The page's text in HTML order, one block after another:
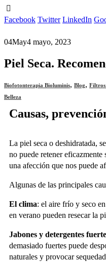
Facebook Twitter LinkedIn
04May4 mayo, 2023
Piel Seca.
Biofotonterapia Bioluminis, Blog, Filtros
Belleza
Causas,
La piel seca o deshidratada,
no puede retener
una afección que nos puede
Algunas de las principales
El clima: el aire frío y seco
en verano pueden resecar la
Jabones y detergentes
demasiado fuertes puede
naturales y provocar